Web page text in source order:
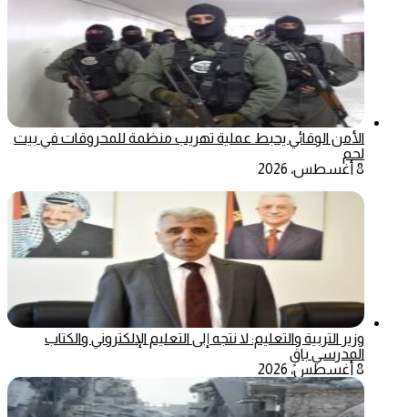
الأمن الوقائي يحبط عملية تهريب منظمة للمحروقات في بيت
لحم
8 أغسطس، 2026
وزير التربية والتعليم: لا نتجه إلى التعليم الإلكتروني والكتاب
المدرسي باقٍ
8 أغسطس، 2026